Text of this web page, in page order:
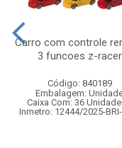
Carro com controle
3 funcoes z-racer
Código: 840189
Embalagem:
Caixa Com: 36
Inmetro: 12444/2025-BRI-